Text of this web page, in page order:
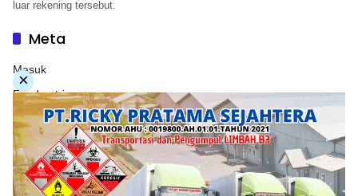
luar rekening tersebut.
Meta
Masuk
Feed entri
Feed komentar
WordPress.org
×